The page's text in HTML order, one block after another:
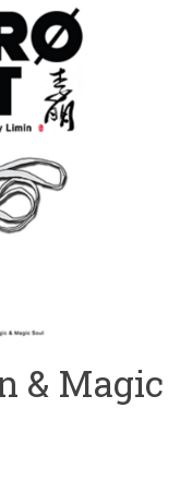
& Magic